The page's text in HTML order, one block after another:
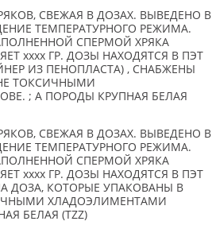
СВЕЖАЯ В ДОЗАХ. ВЫВЕДЕНО В
ТЕМПЕРАТУРНОГО РЕЖИМА.
СПЕРМОЙ ХРЯКА
xxxx ГР. ДОЗЫ НАХОДЯТСЯ В ПЭТ
ИЗ ПЕНОПЛАСТА) , СНАБЖЕНЫ
ТОКСИЧНЫМИ
; А ПОРОДЫ КРУПНАЯ БЕЛАЯ
СВЕЖАЯ В ДОЗАХ. ВЫВЕДЕНО В
ТЕМПЕРАТУРНОГО РЕЖИМА.
СПЕРМОЙ ХРЯКА
xxxx ГР. ДОЗЫ НАХОДЯТСЯ В ПЭТ
ДОЗА, КОТОРЫЕ УПАКОВАНЫ В
ХЛАДОЭЛИМЕНТАМИ
БЕЛАЯ (TZZ)